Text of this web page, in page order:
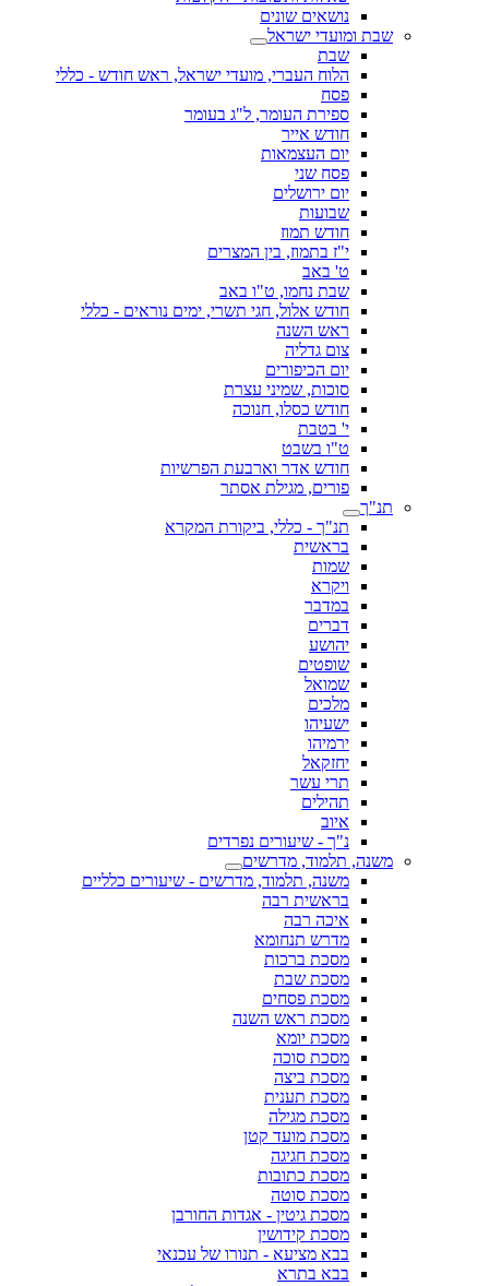
נושאים שונים
שבת ומועדי ישראל
שבת
הלוח העברי, מועדי ישראל, ראש חודש - כללי
פסח
ספירת העומר, ל"ג בעומר
חודש אייר
יום העצמאות
פסח שני
יום ירושלים
שבועות
חודש תמוז
י"ז בתמוז, בין המצרים
ט' באב
שבת נחמו, ט"ו באב
חודש אלול, חגי תשרי, ימים נוראים - כללי
ראש השנה
צום גדליה
יום הכיפורים
סוכות, שמיני עצרת
חודש כסלו, חנוכה
י' בטבת
ט"ו בשבט
חודש אדר וארבעת הפרשיות
פורים, מגילת אסתר
תנ"ך
תנ"ך - כללי, ביקורת המקרא
בראשית
שמות
ויקרא
במדבר
דברים
יהושע
שופטים
שמואל
מלכים
ישעיהו
ירמיהו
יחזקאל
תרי עשר
תהילים
איוב
נ"ך - שיעורים נפרדים
משנה, תלמוד, מדרשים
משנה, תלמוד, מדרשים - שיעורים כלליים
בראשית רבה
איכה רבה
מדרש תנחומא
מסכת ברכות
מסכת שבת
מסכת פסחים
מסכת ראש השנה
מסכת יומא
מסכת סוכה
מסכת ביצה
מסכת תענית
מסכת מגילה
מסכת מועד קטן
מסכת חגיגה
מסכת כתובות
מסכת סוטה
מסכת גיטין - אגדות החורבן
מסכת קידושין
בבא מציעא - תנורו של עכנאי
בבא בתרא